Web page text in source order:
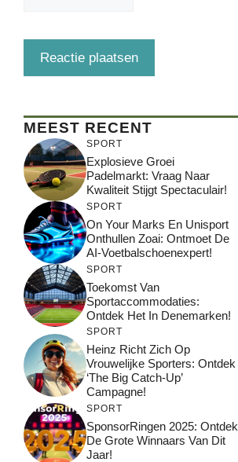
MEEST RECENT
SPORT
Explosieve Groei
Padelmarkt: Vraag Naar
Kwaliteit Stijgt Spectaculair!
SPORT
On Your Marks En Unisport
Onthullen Zoai: Ontmoet De
AI-Voetbalschoenexpert!
SPORT
Toekomst Van
Sportaccommodaties:
Ontdek Het In Denemarken!
SPORT
Heinz Richt Zich Op
Vrouwelijke Sporters: Ontdek
‘The Big Catch-Up’
Campagne!
SPORT
SponsorRingen 2025: Ontdek
De Grote Winnaars Van Dit
Jaar!